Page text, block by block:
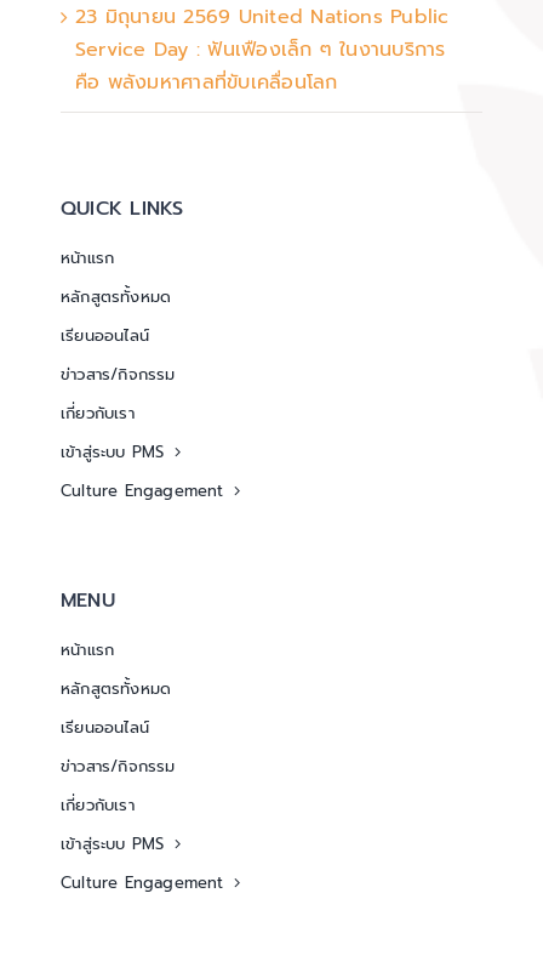
23 มิถุนายน 2569 United Nations Public
Service Day : ฟันเฟืองเล็ก ๆ ในงานบริการ
คือ พลังมหาศาลที่ขับเคลื่อนโลก
QUICK LINKS
หน้าแรก
หลักสูตรทั้งหมด
เรียนออนไลน์
ข่าวสาร/กิจกรรม
เกี่ยวกับเรา
เข้าสู่ระบบ PMS
Culture Engagement
MENU
หน้าแรก
หลักสูตรทั้งหมด
เรียนออนไลน์
ข่าวสาร/กิจกรรม
เกี่ยวกับเรา
เข้าสู่ระบบ PMS
Culture Engagement